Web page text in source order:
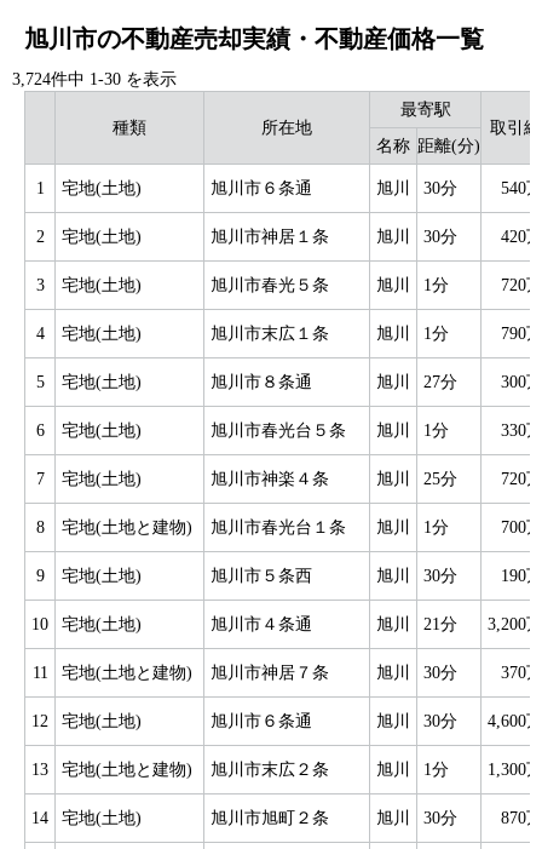
旭川市の不動産売却実績・不動産価格一覧
3,724件中 1-30 を表示
種類 所在地
最寄駅
取引
名称 距離(分)
1 宅地(土地) 旭川市６条通 旭川 30分 540
2 宅地(土地) 旭川市神居１条 旭川 30分 420
3 宅地(土地) 旭川市春光５条 旭川 1分 720
4 宅地(土地) 旭川市末広１条 旭川 1分 790
5 宅地(土地) 旭川市８条通 旭川 27分 300
6 宅地(土地) 旭川市春光台５条 旭川 1分 330
7 宅地(土地) 旭川市神楽４条 旭川 25分 720
8 宅地(土地と建物) 旭川市春光台１条 旭川 1分 700
9 宅地(土地) 旭川市５条西 旭川 30分 190
10 宅地(土地) 旭川市４条通 旭川 21分 3,200
11 宅地(土地と建物) 旭川市神居７条 旭川 30分 370
12 宅地(土地) 旭川市６条通 旭川 30分 4,600
13 宅地(土地と建物) 旭川市末広２条 旭川 1分 1,300
14 宅地(土地) 旭川市旭町２条 旭川 30分 870